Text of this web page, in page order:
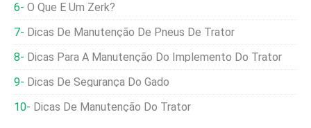
O Que É Um Zerk?
Dicas De Manutenção De Pneus De Trator
Dicas Para A Manutenção Do Implemento Do Trator
Dicas De Segurança Do Gado
Dicas De Manutenção Do Trator